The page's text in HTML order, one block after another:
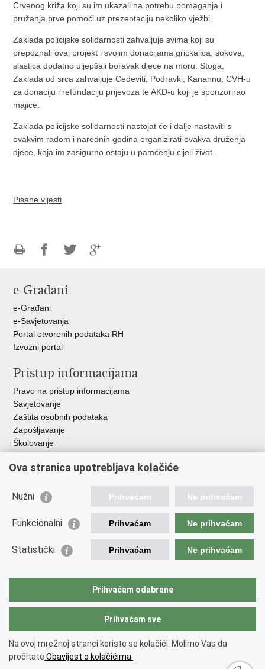
Crvenog križa koji su im ukazali na potrebu pomaganja i
pružanja prve pomoći uz prezentaciju nekoliko vježbi.
Zaklada policijske solidarnosti zahvaljuje svima koji su
prepoznali ovaj projekt i svojim donacijama grickalica, sokova,
slastica dodatno uljepšali boravak djece na moru. Stoga,
Zaklada od srca zahvaljuje Cedeviti, Podravki, Kanannu, CVH-u
za donaciju i refundaciju prijevoza te AKD-u koji je sponzorirao
majice.
Zaklada policijske solidarnosti nastojat će i dalje nastaviti s
ovakvim radom i narednih godina organizirati ovakva druženja
djece, koja im zasigurno ostaju u pamćenju cijeli život.
Pisane vijesti
FacebookuTwitteru
e-Građani
e-Građani
e-Savjetovanja
Portal otvorenih podataka RH
Izvozni portal
Pristup informacijama
Pravo na pristup informacijama
Savjetovanje
Zaštita osobnih podataka
Zapošljavanje
Školovanje
Važne poveznice
Sindikati
Dom zdravlja MUP-a
Muzej policije
Vučetić"
Copyright © 2026 Zaklada policijske solidarnosti.
o pristupačnosti.
Ova stranica upotrebljava kolačiće
Nužni Prihvaćam Ne prihvaćam
Funkcionalni Prihvaćam Ne prihvaćam
Statistički Prihvaćam Ne prihvaćam
Prihvaćam odabrane
Prihvaćam sve
Na ovoj mrežnoj stranci koriste se kolačići. Molimo Vas da
pročitate Obavijest o kolačićima.